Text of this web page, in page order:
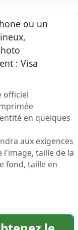
ou un
: Visa
officiel
en quelques
aux exigences
l'image, taille de la
fond, taille en